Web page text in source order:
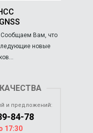
Сообщаем Вам, что
новые
и предложений:
84-78
17:30